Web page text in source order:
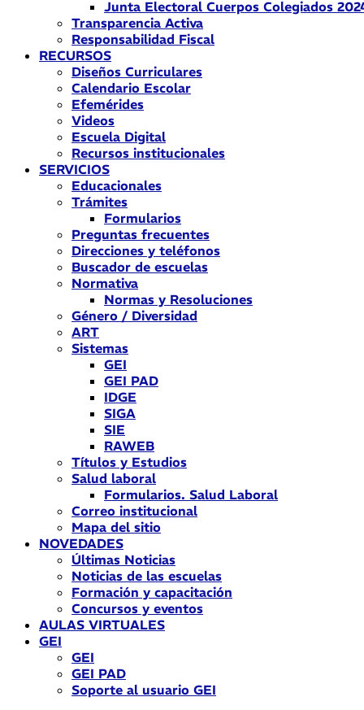
Junta Electoral Cuerpos Colegiados
Transparencia Activa
Responsabilidad Fiscal
RECURSOS
Diseños Curriculares
Calendario Escolar
Efemérides
Videos
Escuela Digital
Recursos institucionales
SERVICIOS
Educacionales
Trámites
Formularios
Preguntas frecuentes
Direcciones y teléfonos
Buscador de escuelas
Normativa
Normas y Resoluciones
Género / Diversidad
ART
Sistemas
GEI
GEI PAD
IDGE
SIGA
SIE
RAWEB
Títulos y Estudios
Salud laboral
Formularios. Salud Laboral
Correo institucional
Mapa del sitio
NOVEDADES
Últimas Noticias
Noticias de las escuelas
Formación y capacitación
Concursos y eventos
AULAS VIRTUALES
GEI
GEI
GEI PAD
Soporte al usuario GEI